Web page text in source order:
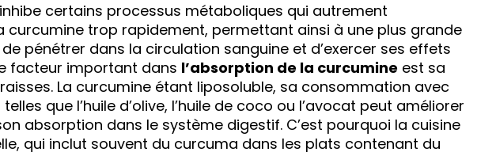
certains processus métaboliques qui autrement
curcumine trop rapidement, permettant ainsi à une plus grande
pénétrer dans la circulation sanguine et d’exercer ses effets
facteur important dans l’absorption de la curcumine est sa
La curcumine étant liposoluble, sa consommation avec
que l’huile d’olive, l’huile de coco ou l’avocat peut améliorer
absorption dans le système digestif. C’est pourquoi la cuisine
qui inclut souvent du curcuma dans les plats contenant du